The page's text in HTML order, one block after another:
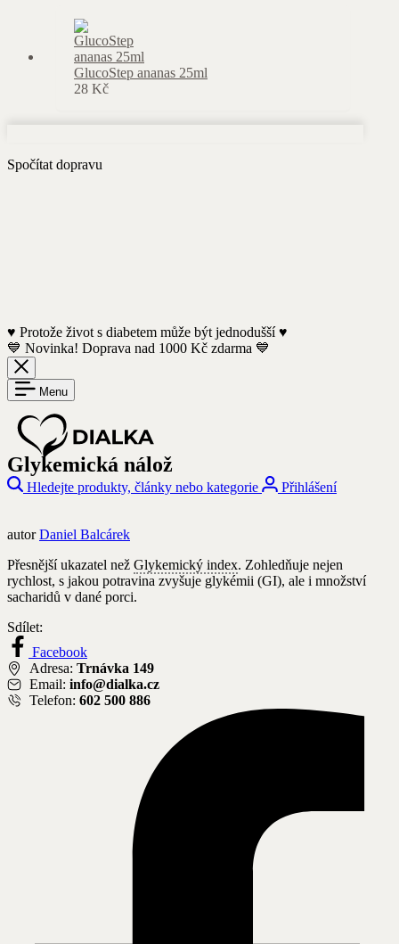
GlucoStep ananas 25ml
28 Kč
Spočítat dopravu
♥️ Protože život s diabetem může být jednodušší ♥️
💙 Novinka! Doprava nad 1000 Kč zdarma 💙
Menu
Hledejte produkty, články nebo kategorie Přihlášení
Glykemická nálož
autorDaniel Balcárek
Přesnější ukazatel než Glykemický index. Zohledňuje nejen
rychlost, s jakou potravina zvyšuje glykémii (GI), ale i množství
sacharidů v dané porci.
Sdílet:
Facebook
Adresa: Trnávka 149
Email: info@dialka.cz
Telefon: 602 500 886